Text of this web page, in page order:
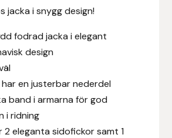
jacka i snygg design!
fodrad jacka i elegant
design
en justerbar nederdel
band i armarna för god
i ridning
2 eleganta sidofickor samt 1